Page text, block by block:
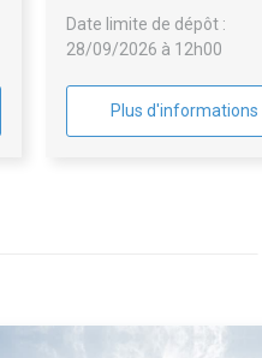
Date limite de dépôt :
28/09/2026 à 12h00
Plus d'informations